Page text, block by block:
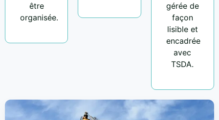
être
organisée.
gérée de
façon
lisible et
encadrée
avec
TSDA.